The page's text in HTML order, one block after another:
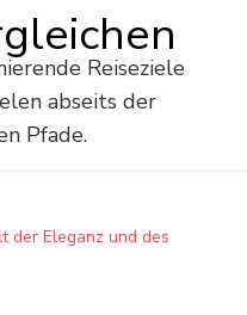
Reiseziele
abseits der
Pfade.
der Eleganz und des